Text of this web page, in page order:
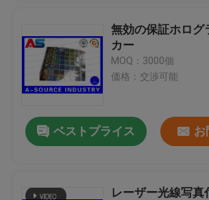
無効の保証ホログ
カー
MOQ：3000個
価格：交渉可能
ベストプライス お
レーザー光線写真